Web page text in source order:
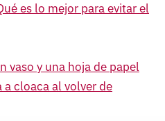
es lo mejor para evitar el
vaso y una hoja de papel
a cloaca al volver de